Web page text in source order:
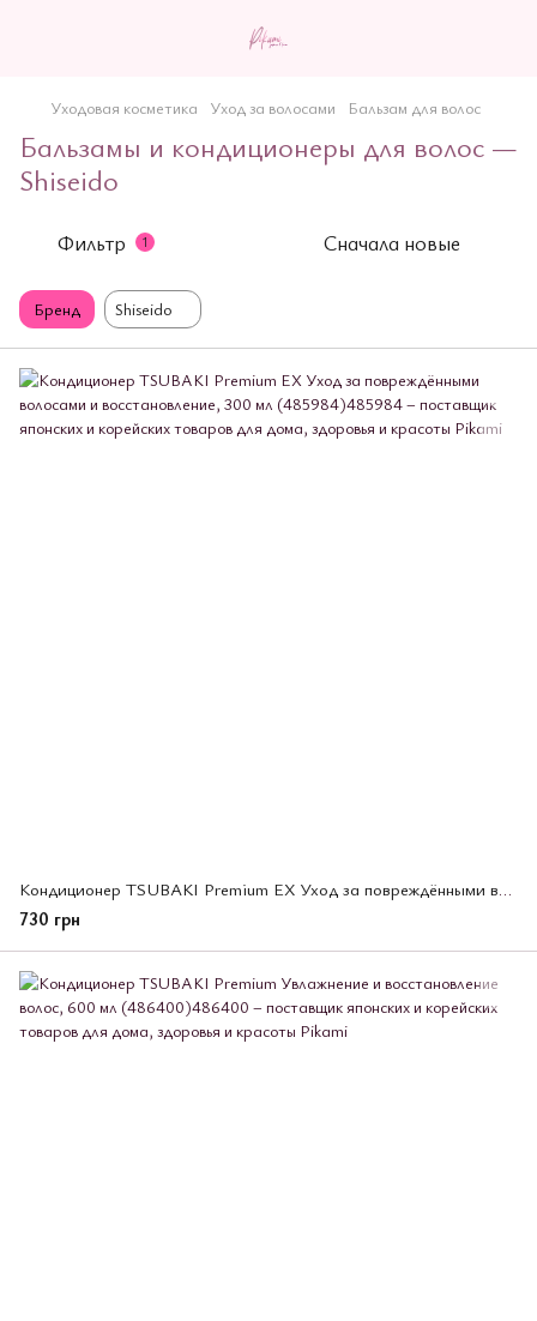
Уходовая косметика Уход за волосами Бальзам для волос
Бальзамы и кондиционеры для волос —
Shiseido
Фильтр 1 Сначала новые
Бренд Shiseido
Кондиционер TSUBAKI Premium EX Уход за повреждёнными волосами и восстановление, 300 мл (485984)
730 грн